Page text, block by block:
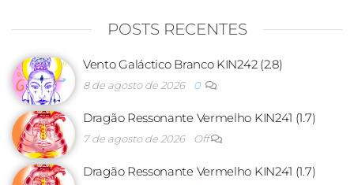
POSTS RECENTES
Vento Galáctico Branco KIN242 (2.8)
8 de agosto de 2026 0
Dragão Ressonante Vermelho KIN241 (1.7)
7 de agosto de 2026 Off
Dragão Ressonante Vermelho KIN241 (1.7)